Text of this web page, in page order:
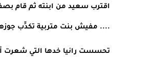
اقترب سعيد من ابنته ثم قام
.... مفيش بنت متربية تكدِّب
تحسست رانيا خدها التي شعرت